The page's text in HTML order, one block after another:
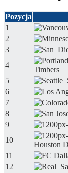
Pozycja
1
2
3
4
Timbers
5
6
7
8
9
10
Houston
11
12